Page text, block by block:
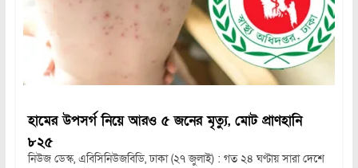
হামের উপসর্গ নিয়ে আরও ৫ জনের মৃত্যু, মোট প্রাণহানি
৮২৫
নিউজ ডেস্ক, এবিসিনিউজবিডি, ঢাকা (২৭ জুলাই) : গত ২৪ ঘণ্টায় সারা দেশে